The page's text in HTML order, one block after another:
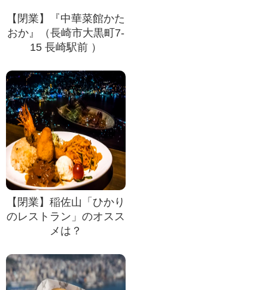
【閉業】『中華菜館かた
おか』（長崎市大黒町7-
15 長崎駅前 ）
【閉業】稲佐山「ひかり
のレストラン」のオスス
メは？